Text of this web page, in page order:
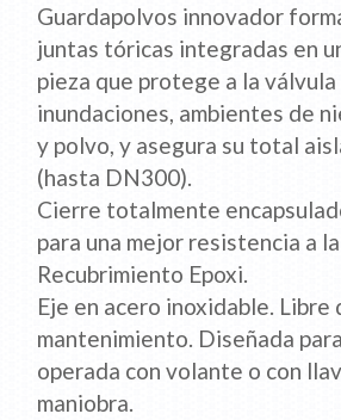
Guardapolvos innovador
juntas tóricas integradas en
pieza que protege a la válvula
inundaciones, ambientes de
y polvo, y asegura su total
(hasta DN300).
Cierre totalmente
para una mejor resistencia a
Recubrimiento Epoxi.
Eje en acero inoxidable. Libre
mantenimiento. Diseñada
operada con volante o con
maniobra.